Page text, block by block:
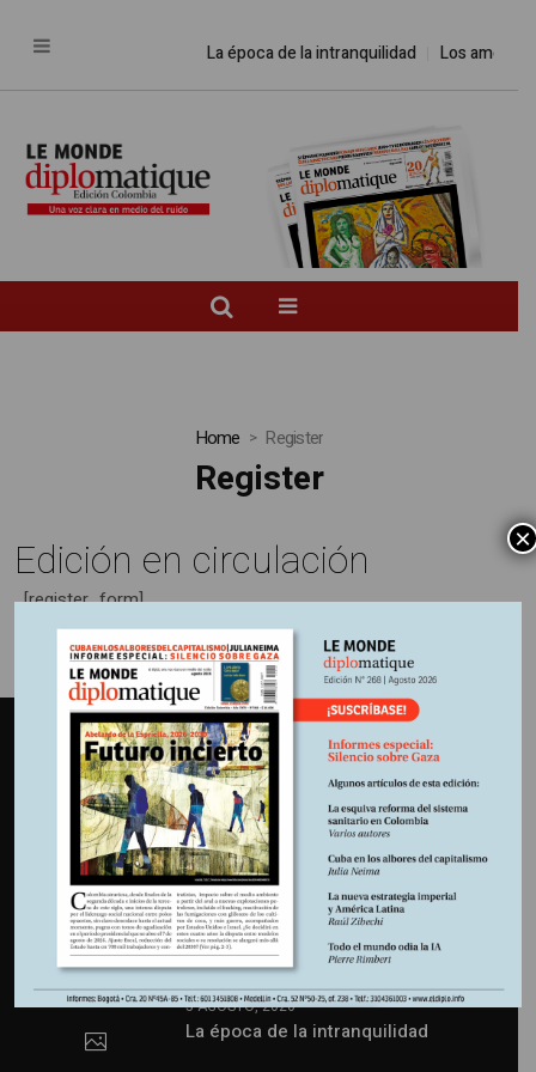
La época de la intranquilidad Los amos
Home Register
Register
[register_form]
Últimas publicaciones
Latest
Comments
5 AGOSTO, 2026
La época de la intranquilidad
Edición en circulación ×